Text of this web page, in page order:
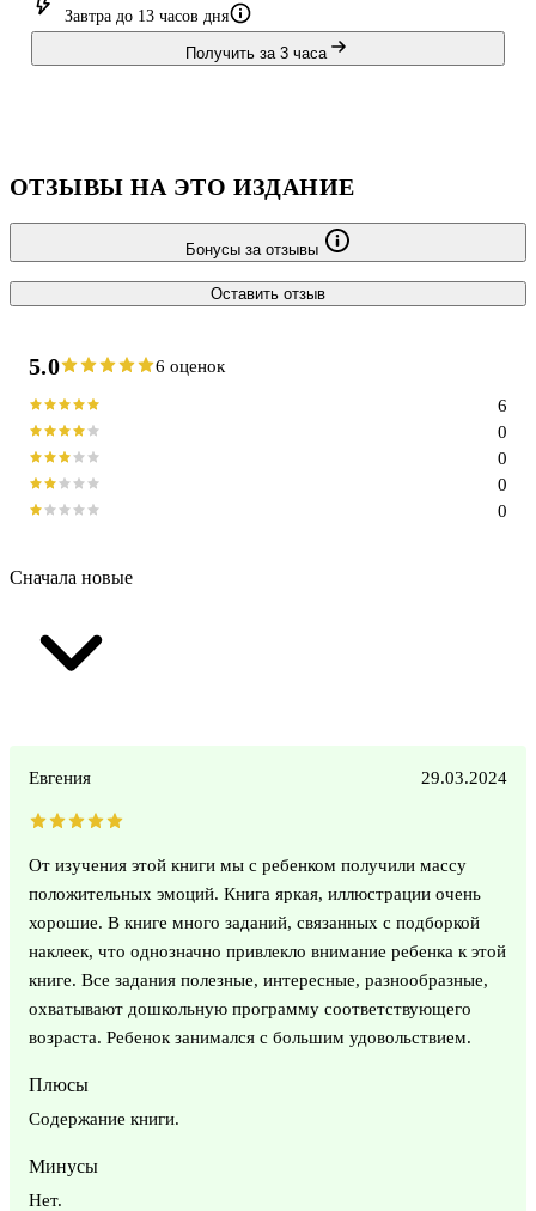
Завтра до 13 часов дня
Получить за 3 часа
ОТЗЫВЫ НА ЭТО ИЗДАНИЕ
Бонусы за отзывы
Оставить отзыв
5.0 6 оценок
0
0
0
0
6
Сначала новые
Евгения 29.03.2024
От изучения этой книги мы с ребенком получили массу
положительных эмоций. Книга яркая, иллюстрации очень
хорошие. В книге много заданий, связанных с подборкой
наклеек, что однозначно привлекло внимание ребенка к этой
книге. Все задания полезные, интересные, разнообразные,
охватывают дошкольную программу соответствующего
возраста. Ребенок занимался с большим удовольствием.
Плюсы
Содержание книги.
Минусы
Нет.